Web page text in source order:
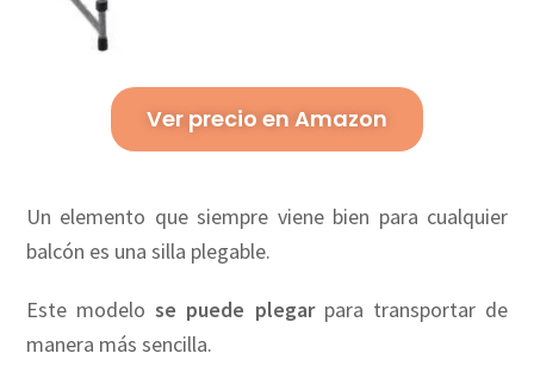
Ver precio en Amazon
Un elemento que siempre viene bien para cualquier
balcón es una silla plegable.
Este modelose puede plegarpara transportar de
manera más sencilla.